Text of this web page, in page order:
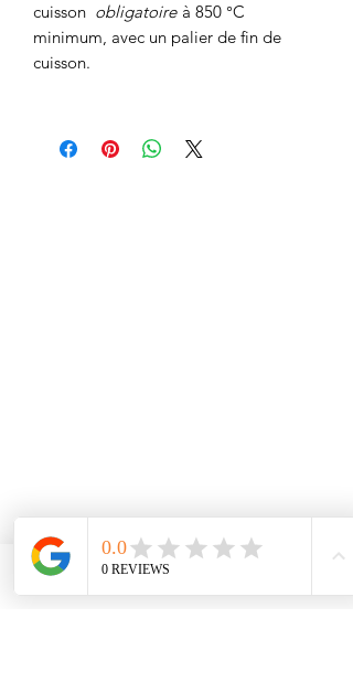
cuisson obligatoire à 850 °C
minimum, avec un palier de fin de
cuisson.